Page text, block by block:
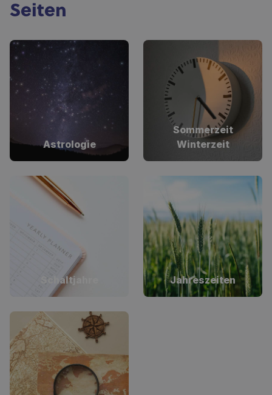
Seiten
Astrologie
Sommerzeit
Winterzeit
Schaltjahre Jahreszeiten